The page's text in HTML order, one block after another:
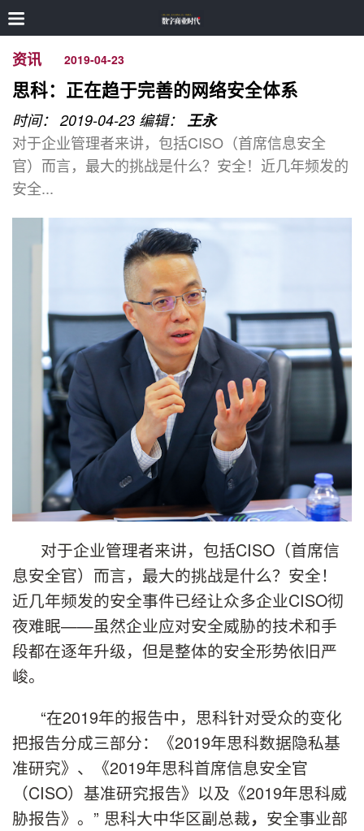
资讯 2019-04-23
思科：正在趋于完善的网络安全体系
时间： 2019-04-23 编辑： 王永
对于企业管理者来讲，包括CISO（首席信息安全
官）而言，最大的挑战是什么？安全！近几年频发的
安全...
对于企业管理者来讲，包括CISO（首席信
息安全官）而言，最大的挑战是什么？安全！
近几年频发的安全事件已经让众多企业CISO彻
夜难眠——虽然企业应对安全威胁的技术和手
段都在逐年升级，但是整体的安全形势依旧严
峻。
“在2019年的报告中，思科针对受众的变化
把报告分成三部分：《2019年思科数据隐私基
准研究》、《2019年思科首席信息安全官
（CISO）基准研究报告》以及《2019年思科威
胁报告》。” 思科大中华区副总裁， 安全事业部